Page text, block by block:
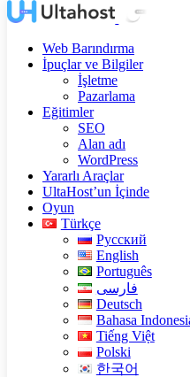
Web Barındırma
İpuçlar ve Bilgiler
İşletme
Pazarlama
Eğitimler
SEO
Alan adı
WordPress
Yararlı Araçlar
UltaHost’un İçinde
Oyun
Türkçe
Русский
English
Português
فارسی
Deutsch
Bahasa
Tiếng Việt
Polski
한국어